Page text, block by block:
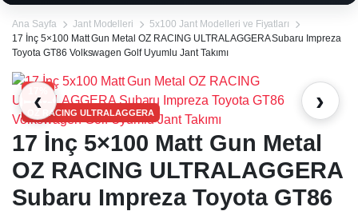
Ana Sayfa Jant Modelleri
5x100 Jant Modelleri ve Fiyatları
17 İnç 5×100 Matt Gun Metal OZ RACING ULTRALAGGERA Subaru Impreza
Toyota GT86 Volkswagen Golf Uyumlu Jant Takımı
OZ RACING ULTRALAGGERA
‹ ›
17 İnç 5×100 Matt Gun Metal
OZ RACING ULTRALAGGERA
Subaru Impreza Toyota GT86